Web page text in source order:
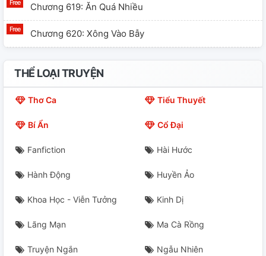
Chương 619: Ăn Quá Nhiều
Chương 620: Xông Vào Bẫy
Chương 621: Huyền Thiên Lôi Hồ (玄天雷湖)
Chương 622: Thánh Cấp Linh Thảo
Chương 625: Vấn Đề Chiêu Thức Sát Thủ
Chương 626: Trói Thành Bánh Chưng
Chương 627: Danh Tính
Chương 628: Đi Rồi Lại Trở Về
THỂ LOẠI TRUYỆN
Thơ Ca Tiểu Thuyết
Bí Ẩn Cổ Đại
Fanfiction Hài Hước
Hành Động Huyền Ảo
Khoa Học - Viễn Tưởng Kinh Dị
Lãng Mạn Ma Cà Rồng
Truyện Ngắn Ngẫu Nhiên